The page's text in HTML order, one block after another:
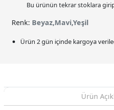
Bu ürünün tekrar stoklara
Renk: Beyaz,Mavi,Yeşil
Ürün 2 gün içinde kargoya
Ürün